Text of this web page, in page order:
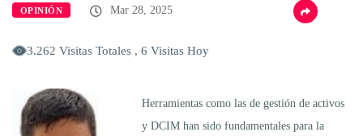
OPINIÓN Mar 28, 2025
3.262 Visitas Totales , 6 Visitas Hoy
Herramientas como las de gestión de activos
y DCIM han sido fundamentales para la